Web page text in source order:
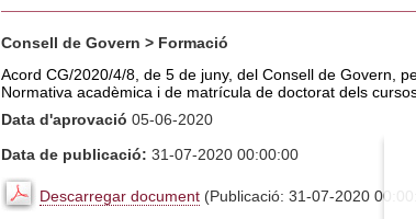
Consell de Govern > Formació
Acord CG/2020/4/8, de 5 de juny, del Consell de Govern,
Normativa acadèmica i de matrícula de doctorat dels
Data d'aprovació 05-06-2020
Data de publicació: 31-07-2020 00:00:00
Descarregar document (Publicació: 31-07-2020